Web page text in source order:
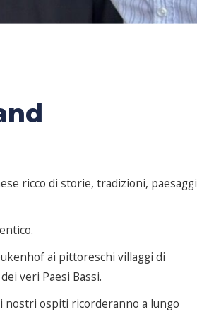
ricco di storie, tradizioni, paesaggi
ai pittoreschi villaggi di
veri Paesi Bassi.
nostri ospiti ricorderanno a lungo